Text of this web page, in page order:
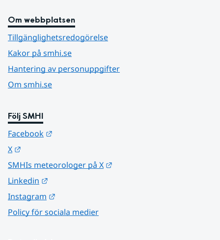
Om webbplatsen
Tillgänglighetsredogörelse
Kakor på smhi.se
Hantering av personuppgifter
Om smhi.se
Följ SMHI
Facebook
X
SMHIs meteorologer på X
Linkedin
Instagram
Policy för sociala medier